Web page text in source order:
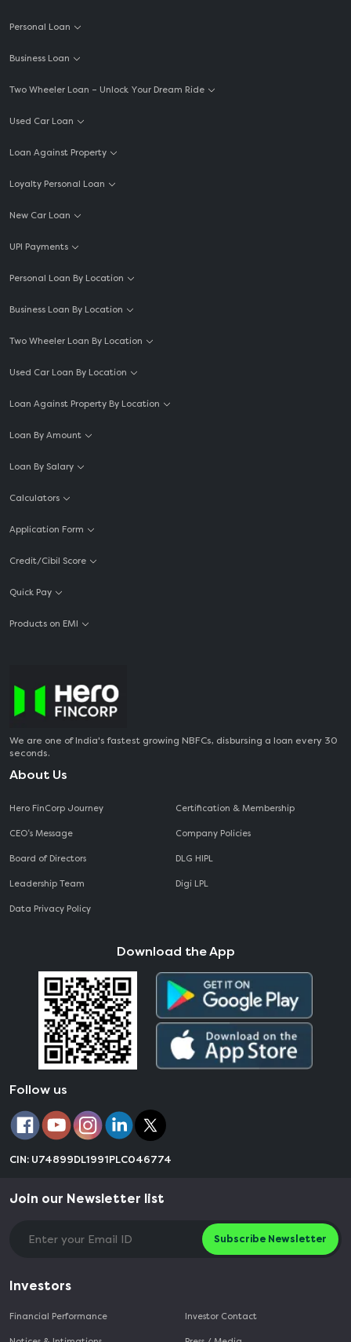
Personal Loan
Business Loan
Two Wheeler Loan – Unlock Your Dream Ride
Used Car Loan
Loan Against Property
Loyalty Personal Loan
New Car Loan
UPI Payments
Personal Loan By Location
Business Loan By Location
Two Wheeler Loan By Location
Used Car Loan By Location
Loan Against Property By Location
Loan By Amount
Loan By Salary
Calculators
Application Form
Credit/Cibil Score
Quick Pay
Products on EMI
We are one of India's fastest growing NBFCs, disbursing a loan every 30
seconds.
About Us
Hero FinCorp Journey
CEO‘s Message
Board of Directors
Leadership Team
Data Privacy Policy
Certification & Membership
Company Policies
DLG HIPL
Digi LPL
Download the App
Follow us
CIN: U74899DL1991PLC046774
Join our Newsletter list
Subscribe Newsletter
Investors
Financial Performance Investor Contact